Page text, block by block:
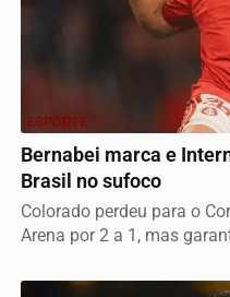
ESPORTE
Bernabei marca e
Brasil no sufoco
Colorado perdeu para o
Arena por 2 a 1, mas